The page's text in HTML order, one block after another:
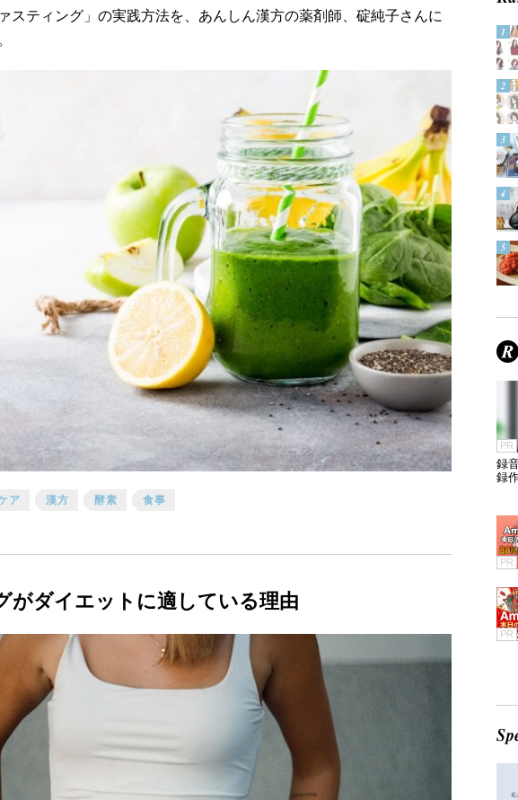
スティング」の実践方法を、あんしん漢方の薬剤師、碇純子さんに
ア 漢方 酵素 食事
がダイエットに適している理由
PR
録
録
PR
PR